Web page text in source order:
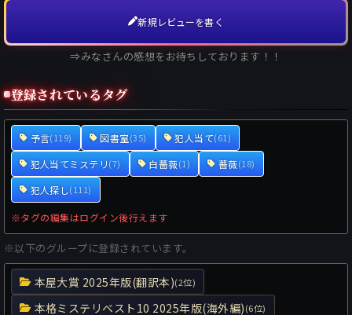
新規レビューを書く
⇒みなさんの感想をお待ちしております！！
登録されているタグ
予言(119) 図書室(35) 犯人当て(61)
犯人当てミステリ(7) 白薔薇(1) 薔薇(18)
犯人探し(111)
※タグの編集はログイン後行えます
※以下のグループに登録されています。
本屋大賞 2025年版(翻訳本)(2位)
本格ミステリベスト10 2025年版(海外編)(6位)